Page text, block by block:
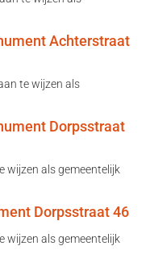
Achterstraat
te wijzen als
Dorpsstraat
wijzen als gemeentelijk
Dorpsstraat 46
wijzen als gemeentelijk